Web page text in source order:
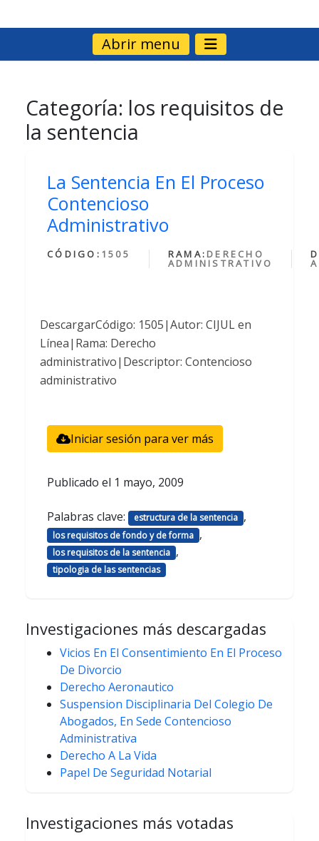
Abrir menu
Categoría: los requisitos de
la sentencia
La Sentencia En El Proceso
Contencioso
Administrativo
CÓDIGO: 1505 RAMA: DERECHO
ADMINISTRATIVO
DescargarCódigo: 1505|Autor: CIJUL en
Línea|Rama: Derecho
administrativo|Descriptor: Contencioso
administrativo
Iniciar sesión para ver más
Publicado el 1 mayo, 2009
Palabras clave: estructura de la sentencia ,
los requisitos de fondo y de forma ,
los requisitos de la sentencia ,
tipologia de las sentencias
Investigaciones más descargadas
Vicios En El Consentimiento En El Proceso
De Divorcio
Derecho Aeronautico
Suspension Disciplinaria Del Colegio De
Abogados, En Sede Contencioso
Administrativa
Derecho A La Vida
Papel De Seguridad Notarial
Investigaciones más votadas